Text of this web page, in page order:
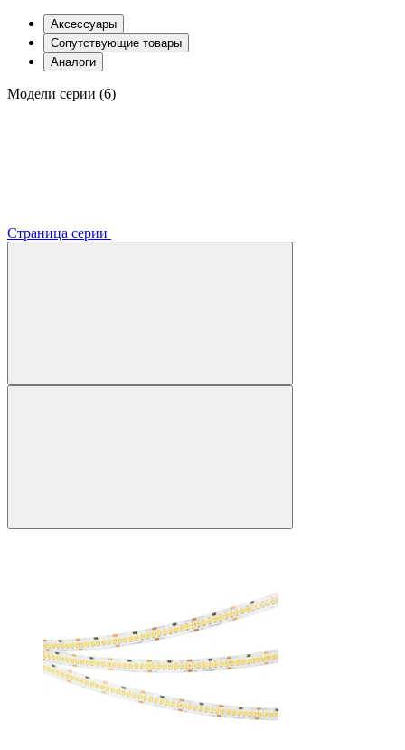
Аксессуары
Сопутствующие товары
Аналоги
Модели серии (6)
Страница серии